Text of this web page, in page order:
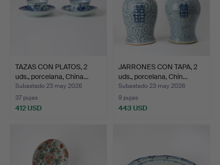
TAZAS CON PLATOS, 2
uds., porcelana, China…
Subastado 23 may 2026
37 pujas
412 USD
JARRONES CON TAPA, 2
uds., porcelana, Chin…
Subastado 23 may 2026
9 pujas
443 USD